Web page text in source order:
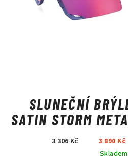
SLUNEČNÍ
SATIN STORM
MIRROR
3 306 Kč 3 890 Kč
Skladem